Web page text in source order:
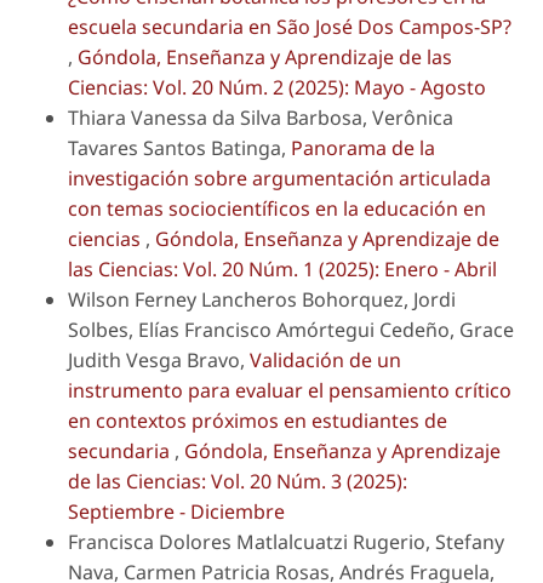
escuela secundaria en São José Dos Campos-SP?
, Góndola, Enseñanza y Aprendizaje de las
Ciencias: Vol. 20 Núm. 2 (2025): Mayo - Agosto
Thiara Vanessa da Silva Barbosa, Verônica
Tavares Santos Batinga, Panorama de la
investigación sobre argumentación articulada
con temas sociocientíficos en la educación en
ciencias , Góndola, Enseñanza y Aprendizaje de
las Ciencias: Vol. 20 Núm. 1 (2025): Enero - Abril
Wilson Ferney Lancheros Bohorquez, Jordi
Solbes, Elías Francisco Amórtegui Cedeño, Grace
Judith Vesga Bravo, Validación de un
instrumento para evaluar el pensamiento crítico
en contextos próximos en estudiantes de
secundaria , Góndola, Enseñanza y Aprendizaje
de las Ciencias: Vol. 20 Núm. 3 (2025):
Septiembre - Diciembre
Francisca Dolores Matlalcuatzi Rugerio, Stefany
Nava, Carmen Patricia Rosas, Andrés Fraguela,